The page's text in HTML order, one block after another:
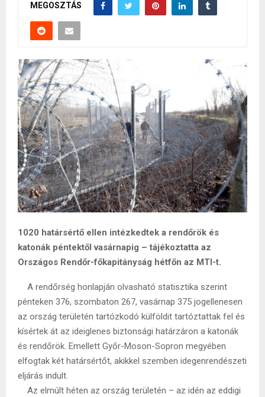
MEGOSZTÁS
1020 határsértő ellen intézkedtek a rendőrök és
katonák péntektől vasárnapig – tájékoztatta az
Országos Rendőr-főkapitányság hétfőn az MTI-t.
A rendőrség honlapján olvasható statisztika szerint
pénteken 376, szombaton 267, vasárnap 375 jogellenesen
az ország területén tartózkodó külföldit tartóztattak fel és
kísértek át az ideiglenes biztonsági határzáron a katonák
és rendőrök. Emellett Győr-Moson-Sopron megyében
elfogtak két határsértőt, akikkel szemben idegenrendészeti
eljárás indult.
Az elmúlt héten az ország területén – az idén az eddigi